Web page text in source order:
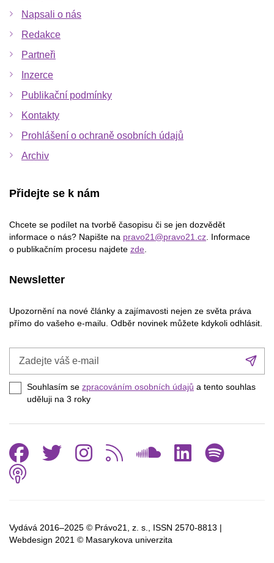
Napsali o nás
Redakce
Partneři
Inzerce
Publikační podmínky
Kontakty
Prohlášení o ochraně osobních údajů
Archiv
Přidejte se k nám
Chcete se podílet na tvorbě časopisu či se jen dozvědět
informace o nás? Napište na pravo21@pravo21.cz . Informace
o publikačním procesu najdete zde
Newsletter
Upozornění na nové články a zajímavosti nejen ze světa práva
přímo do vašeho e-mailu. Odběr novinek můžete kdykoli odhlásit.
e-
mail
Souhlasím se zpracováním osobních údajů a tento souhlas
uděluji na 3 roky
Vydává 2016–2025 © Právo21, z. s., ISSN 2570-8813 |
Webdesign 2021 © Masarykova univerzita
Facebook
Twitter
Instagram
RSS
Podcast